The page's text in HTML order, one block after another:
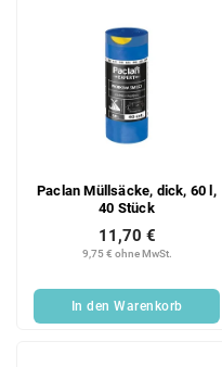
Paclan Müllsäcke, dick, 60 l,
40 Stück
9,75 € ohne MwSt.
11,70 €
In den Warenkorb